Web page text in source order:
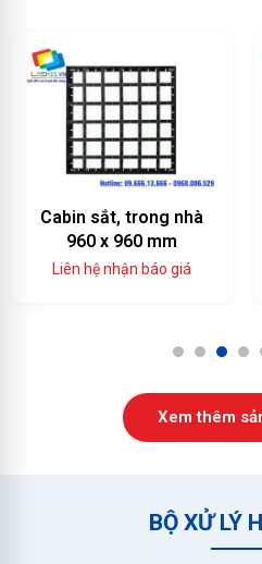
Cabin sắt, trong nhà
960 x 960 mm
Liên hệ nhận báo giá
1 2 3 4
Xem thêm
BỘ XỬ LÝ